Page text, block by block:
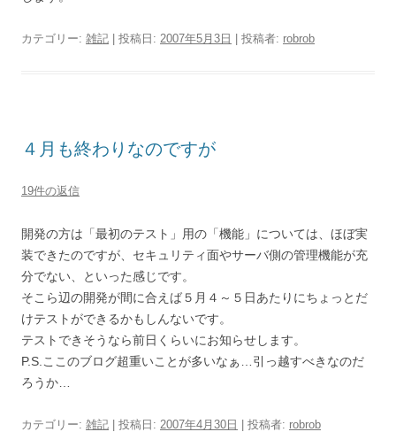
カテゴリー: 雑記 | 投稿日: 2007年5月3日 投稿者: robrob
４月も終わりなのですが
19件の返信
開発の方は「最初のテスト」用の「機能」については、ほぼ実
装できたのですが、セキュリティ面やサーバ側の管理機能が充
分でない、といった感じです。
そこら辺の開発が間に合えば５月４～５日あたりにちょっとだ
けテストができるかもしんないです。
テストできそうなら前日くらいにお知らせします。
P.S.ここのブログ超重いことが多いなぁ…引っ越すべきなのだ
ろうか…
カテゴリー: 雑記 | 投稿日: 2007年4月30日 投稿者: robrob